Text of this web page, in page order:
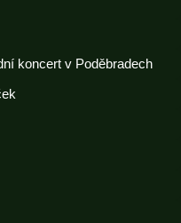
koncert v Poděbradech